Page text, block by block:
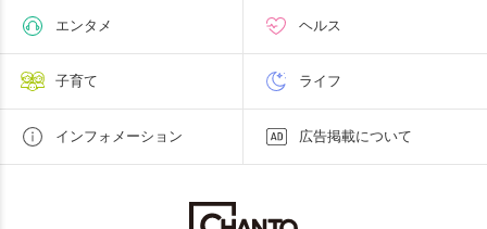
エンタメ ヘルス
子育て ライフ
インフォメーション 広告掲載について